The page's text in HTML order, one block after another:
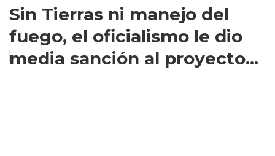
Sin Tierras ni manejo del
fuego, el oficialismo le dio
media sanción al proyecto...